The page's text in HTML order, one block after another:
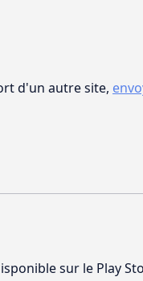
d'un autre site,
sur le Play